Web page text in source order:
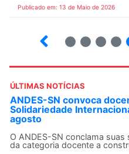
Publicado em: 13 de Maio de 2026
ÚLTIMAS NOTÍCIAS
ANDES-SN convoca
Solidariedade
agosto
O ANDES-SN conclama
da categoria docente a